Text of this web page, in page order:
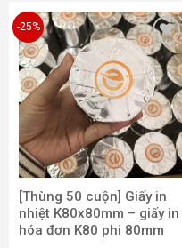
-25%
Add to
wishlist
[Thùng 50 cuộn] Giấy in
nhiệt K80x80mm – giấy in
hóa đơn K80 phi 80mm